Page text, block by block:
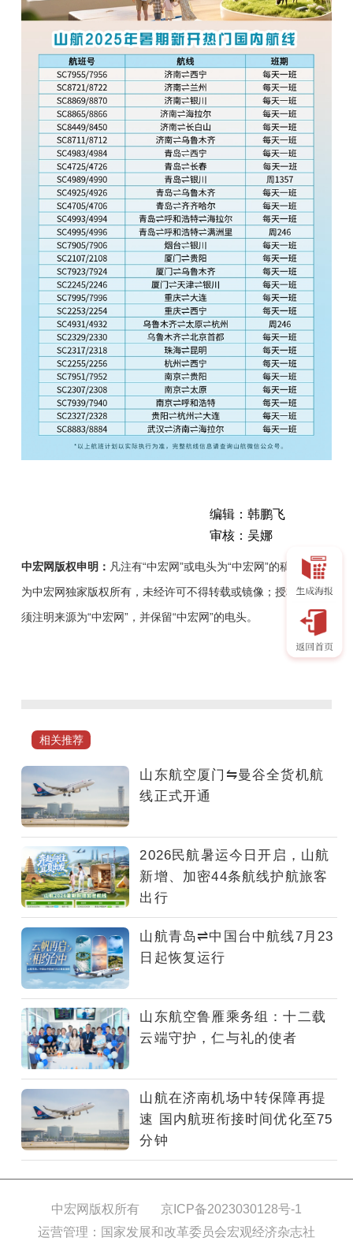
编辑：韩鹏飞
审核：吴娜
中宏网版权申明： 凡注有“中宏网”或电头为“中宏网”的稿件，均
为中宏网独家版权所有，未经许可不得转载或镜像；授权转载必
须注明来源为“中宏网”，并保留“中宏网”的电头。
山
新
济
南
返
福
州、
贵
阳、
长
白
山
等
每
日
一
班
航
线，
相关推荐
山东航空厦门⇋曼谷全货机航
线正式开通
2026民航暑运今日开启，山航
新增、加密44条航线护航旅客
出行
山航青岛⇌中国台中航线7月23
日起恢复运行
山东航空鲁雁乘务组：十二载
云端守护，仁与礼的使者
山航在济南机场中转保障再提
速 国内航班衔接时间优化至75
分钟
中宏网版权所有
京ICP备2023030128号-1
运营管理：国家发展和改革委员会宏观经济杂志社